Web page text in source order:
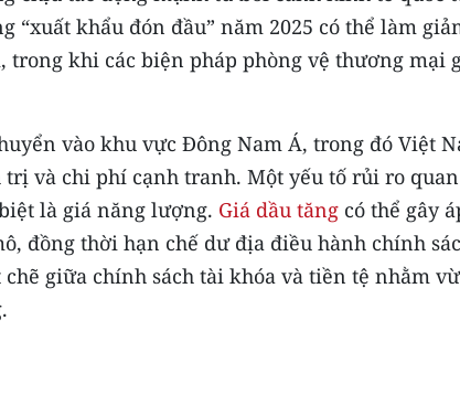
“xuất khẩu đón đầu” năm 2025 có thể làm
trong khi các biện pháp phòng vệ thương mại
vào khu vực Đông Nam Á, trong đó Việt
và chi phí cạnh tranh. Một yếu tố rủi ro quan
là giá năng lượng. Giá dầu tăng có thể gây
đồng thời hạn chế dư địa điều hành chính
giữa chính sách tài khóa và tiền tệ nhằm